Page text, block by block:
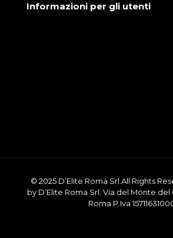
Informazioni per gli utenti
© 2025 D’Elite Roma Srl.All Rights
by D’Elite Roma Srl. Via del Monte del
Roma P.Iva